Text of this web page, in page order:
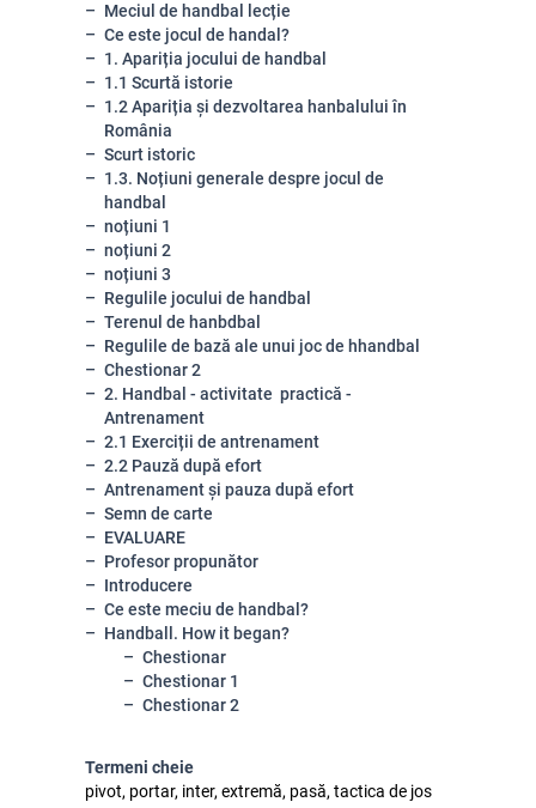
Meciul de handbal lecție
Ce este jocul de handal?
1. Apariția jocului de handbal
1.1 Scurtă istorie
1.2 Apariția și dezvoltarea hanbalului în
România
Scurt istoric
1.3. Noțiuni generale despre jocul de
handbal
noțiuni 1
noțiuni 2
noțiuni 3
Regulile jocului de handbal
Terenul de hanbdbal
Regulile de bază ale unui joc de hhandbal
Chestionar 2
2. Handbal - activitate practică -
Antrenament
2.1 Exerciții de antrenament
2.2 Pauză după efort
Antrenament și pauza după efort
Semn de carte
EVALUARE
Profesor propunător
Introducere
Ce este meciu de handbal?
Handball. How it began?
Chestionar
Chestionar 1
Chestionar 2
Termeni cheie
pivot, portar, inter, extremă, pasă, tactica de jos